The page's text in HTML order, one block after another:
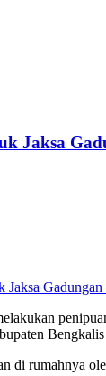
Jaksa
di rumahnya